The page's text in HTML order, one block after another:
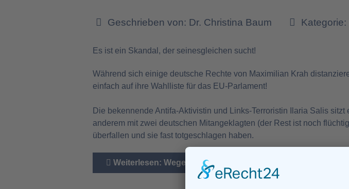
Geschrieben von: Dr. Christina Baum Kategorie:
Es ist ein Skandal, der seinesgleichen sucht!
Während sich einige deutsche Rechte von Maximilian Krah
einfach auf ihre Wahlliste für das EU-Parlament!
Die bekennende Antifa-Aktivistin und Links-Terroristin Ilaria Salis
anderem mit zwei deutschen Mitangeklagten (der Rest ist noch
überfallen und sie fast totgeschlagen haben.
Weiterlesen: Wegen versuchten Mordes angeklagt, nun bald